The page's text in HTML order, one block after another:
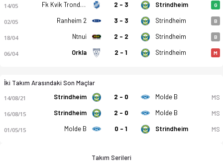
14/05 Fk Kvik Trondheim 2 - 3 Strindheim G
02/05 Ranheim 2 3 - 3 Strindheim B
18/04 Ntnui 2 - 2 Strindheim B
06/04 Orkla 2 - 1 Strindheim M
İki Takım Arasındaki Son Maçlar
14/08/21 Strindheim 2 - 0 Molde B MS
16/08/15 Strindheim 2 - 0 Molde B MS
01/05/15 Molde B 0 - 1 Strindheim MS
Takım Serileri